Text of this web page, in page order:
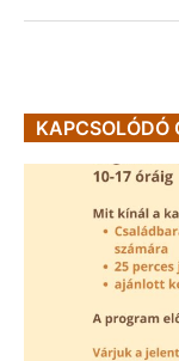
KAPCSOLÓDÓ